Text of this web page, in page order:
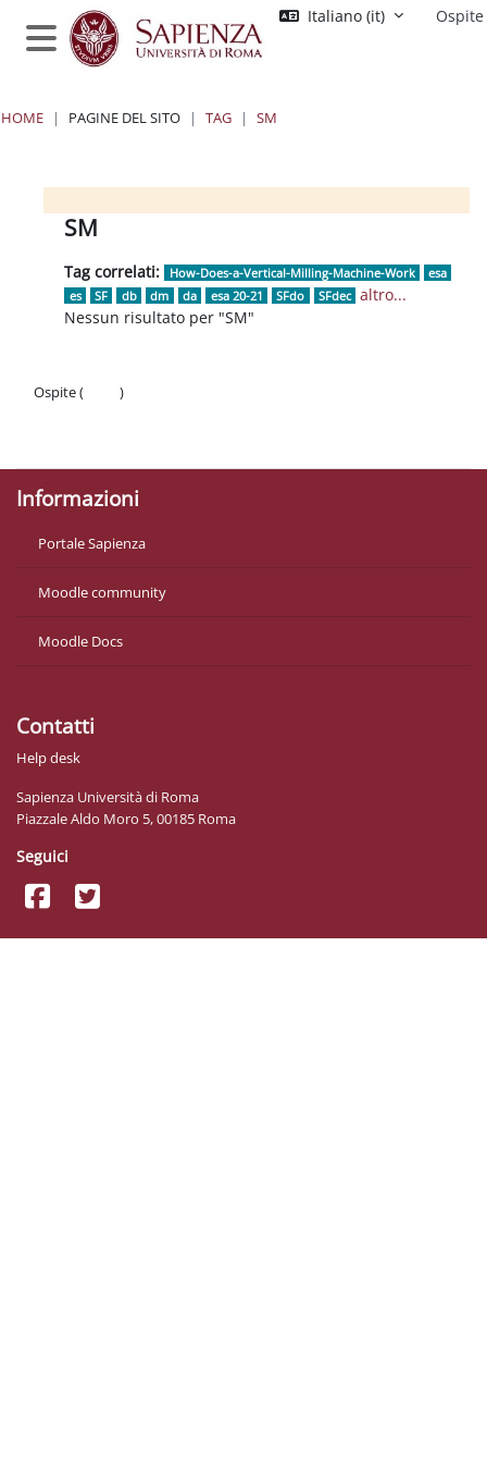
Vai al contenuto principale
Pannello laterale
Italiano ‎(it)‎ Ospite
HOME PAGINE DEL SITO TAG SM
Blocchi
Blocchi
Blocchi
Blocchi
SM
Tag correlati: How-Does-a-Vertical-Milling-Machine-Work
esa
es
SF db dm da esa 20-21 SFdo SFdec altro...
Nessun risultato per "SM"
Ospite (
)
Informazioni
Portale Sapienza
Moodle community
Moodle Docs
Contatti
Help desk
Sapienza Università di Roma
Piazzale Aldo Moro 5, 00185 Roma
Seguici